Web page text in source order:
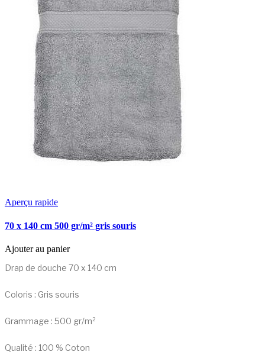
Aperçu rapide
70 x 140 cm 500 gr/m² gris souris
Ajouter au panier
Drap de douche 70 x 140 cm
Coloris : Gris souris
Grammage : 500 gr/m²
Qualité : 100 % Coton